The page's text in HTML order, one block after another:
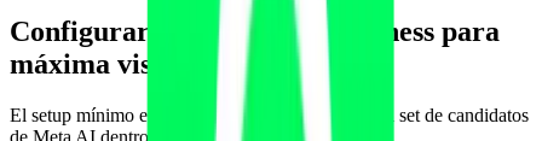
Configurar tu WhatsApp Business para
máxima visibilidad en Meta AI
El setup mínimo en junio de 2026 para entrar en el set de candidatos
de Meta AI dentro de WhatsApp: